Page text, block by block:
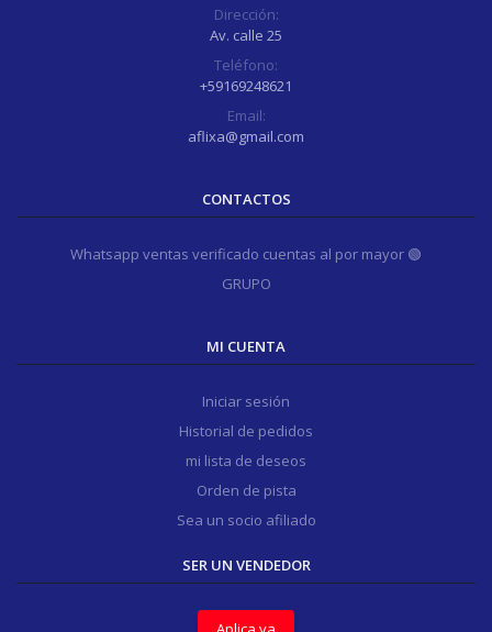
Dirección:
Av. calle 25
Teléfono:
+59169248621
Email:
aflixa@gmail.com
CONTACTOS
Whatsapp ventas verificado cuentas al por mayor 🟢
GRUPO
MI CUENTA
Iniciar sesión
Historial de pedidos
mi lista de deseos
Orden de pista
Sea un socio afiliado
SER UN VENDEDOR